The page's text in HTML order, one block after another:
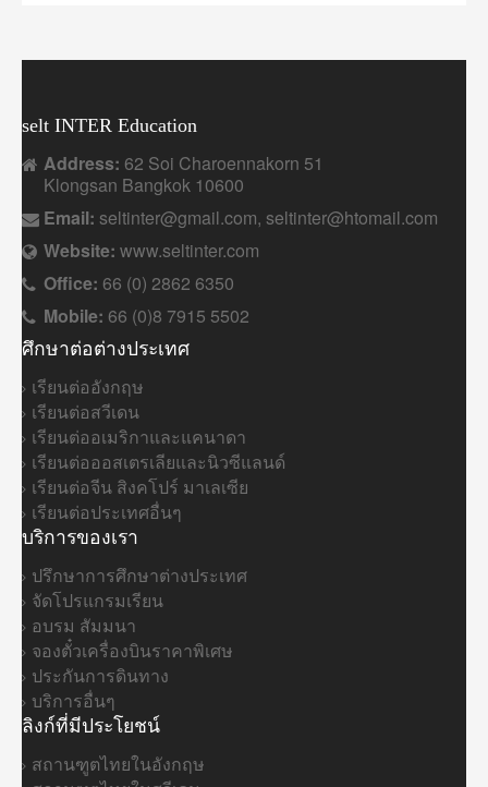
selt INTER Education
Address: 62 Soi Charoennakorn 51
Klongsan Bangkok 10600
Email: seltinter@gmail.com, seltinter@htomail.com
Website: www.seltinter.com
Office: 66 (0) 2862 6350
Mobile: 66 (0)8 7915 5502
ศึกษาต่อต่างประเทศ
เรียนต่ออังกฤษ
เรียนต่อสวีเดน
เรียนต่ออเมริกาและแคนาดา
เรียนต่อออสเตรเลียและนิวซีแลนด์
เรียนต่อจีน สิงคโปร์ มาเลเซีย
เรียนต่อประเทศอื่นๆ
บริการของเรา
ปรึกษาการศึกษาต่างประเทศ
จัดโปรแกรมเรียน
อบรม สัมมนา
จองตั๋วเครื่องบินราคาพิเศษ
ประกันการดินทาง
บริการอื่นๆ
ลิงก์ที่มีประโยชน์
สถานฑูตไทยในอังกฤษ